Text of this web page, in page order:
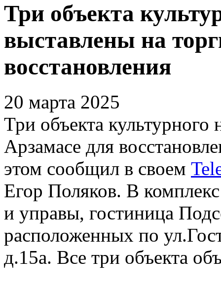
Три объекта
выставлены на
восстановления
20 марта 2025
Три объекта культурного
Арзамасе для
этом сообщил в своем
Егор Поляков. В
и управы, гостиница
расположенных по
д.15а. Все три объекта